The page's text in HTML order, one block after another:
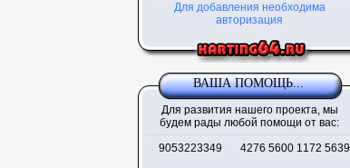
Для добавления необходима
авторизация
ВАША ПОМОЩЬ...
Для развития нашего проекта, мы
будем рады любой помощи от вас:
9053223349
4276 5600 1172 5639